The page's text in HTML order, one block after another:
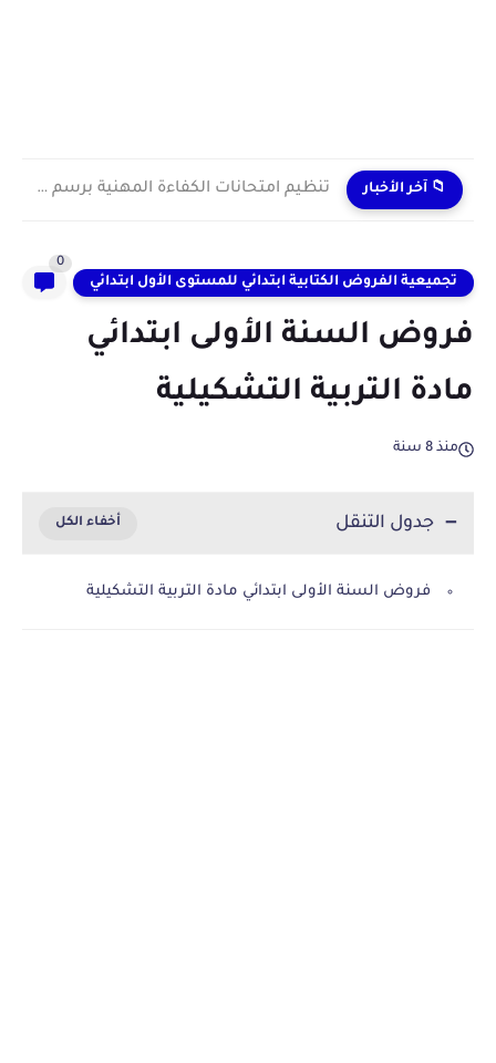
📁 آخر الأخبار تنظيم امتحانات الكفاءة المهنية برسم سنة 2024
تجميعية الفروض الكتابية ابتدائي للمستوى الأول ابتدائي
0
فروض السنة الأولى ابتدائي
مادة التربية التشكيلية
منذ 8 سنة
جدول التنقل
فروض السنة الأولى ابتدائي مادة التربية التشكيلية